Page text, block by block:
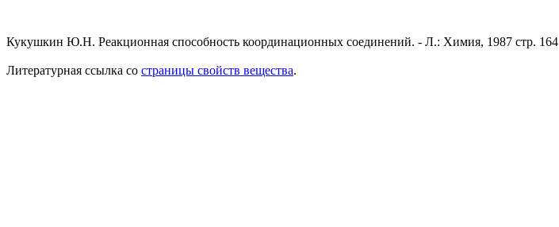
Кукушкин Ю.Н. Реакционная способность координационных соединений. - Л.: Химия, 1987 стр. 164
Литературная ссылка со страницы свойств вещества.